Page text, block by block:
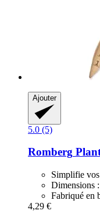
Ajouter
5.0 (5)
Romberg
Simplifie
Dimensions
Fabriqué en
4,29 €